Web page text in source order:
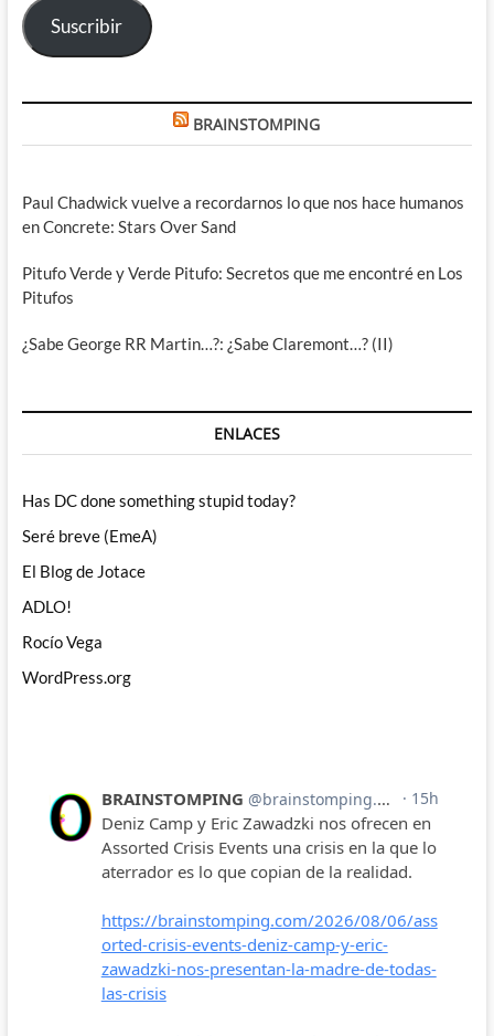
Suscribir
BRAINSTOMPING
Paul Chadwick vuelve a recordarnos lo que nos hace humanos
en Concrete: Stars Over Sand
Pitufo Verde y Verde Pitufo: Secretos que me encontré en Los
Pitufos
¿Sabe George RR Martin…?: ¿Sabe Claremont…? (II)
ENLACES
Has DC done something stupid today?
Seré breve (EmeA)
El Blog de Jotace
ADLO!
Rocío Vega
WordPress.org